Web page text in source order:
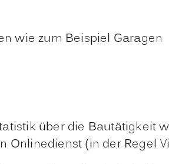
wie zum Beispiel Garagen
über die Bautätigkeit
(in der Regel